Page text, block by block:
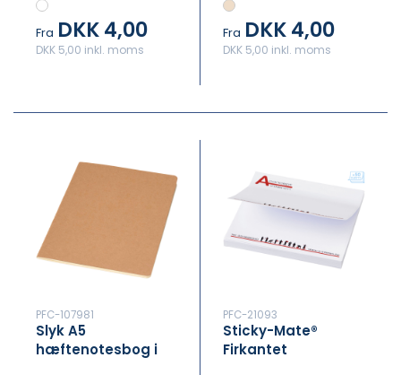
Fra DKK 4,00
DKK 5,00 inkl. moms
Fra DKK 4,00
DKK 5,00 inkl. moms
PFC-107981
Slyk A5
hæftenotesbog i
PFC-21093
Sticky-Mate®
Firkantet